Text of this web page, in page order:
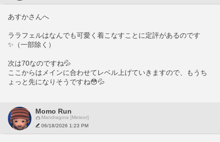
あすかさんへ
ララフェルはなんでも可愛く着こなすことに定評があるのです
✨️（一部除く）
次は70なのですね💦
ここからはメインに合わせてレベル上げていきますので、もうち
ょっと先になりそうですね😳💦
Momo Run
Mandragora [Meteor]
06/18/2026 1:23 PM